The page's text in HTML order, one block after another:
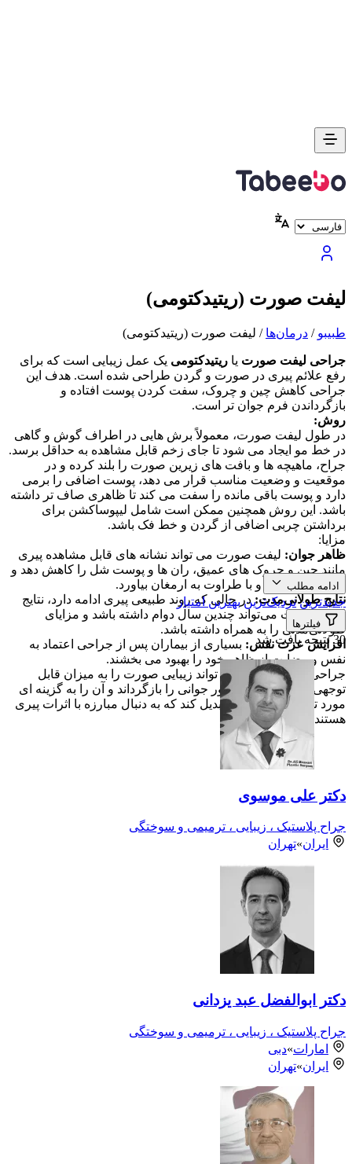
لیفت صورت (ریتیدکتومی)
طبیبو / درمان‌ها / لیفت صورت (ریتیدکتومی)
جراحی لیفت صورت یا ریتیدکتومی یک عمل زیبایی است که برای
رفع علائم پیری در صورت و گردن طراحی شده است. هدف این
جراحی کاهش چین و چروک، سفت کردن پوست افتاده و
بازگرداندن فرم جوان تر است.
روش:
در طول لیفت صورت، معمولاً برش هایی در اطراف گوش و گاهی
در خط مو ایجاد می شود تا جای زخم قابل مشاهده به حداقل برسد.
جراح، ماهیچه ها و بافت های زیرین صورت را بلند کرده و در
موقعیت و وضعیت مناسب قرار می دهد، پوست اضافی را برمی
دارد و پوست باقی مانده را سفت می کند تا ظاهری صاف تر داشته
باشد. این روش همچنین ممکن است شامل لیپوساکشن برای
برداشتن چربی اضافی از گردن و خط فک باشد.
مزایا:
ظاهر جوان: لیفت صورت می تواند نشانه های قابل مشاهده پیری
مانند چین و چروک های عمیق، ران ها و پوست شل را کاهش دهد و
ظاهری جوان تر و با طراوت به ارمغان بیاورد.
نتایج طولانی‌مدت:در حالی که روند طبیعی پیری ادامه دارد، نتایج
لیفت صورت می‌تواند چندین سال دوام داشته باشد و مزایای
طولانی‌مدتی را به همراه داشته باشد.
افزایش عزت نفس: بسیاری از بیماران پس از جراحی اعتماد به
نفس و رضایت از ظاهر خود را بهبود می بخشند.
جراحی لیفت صورت می تواند زیبایی صورت را به میزان قابل
توجهی بهبود بخشد و کانتور جوانی را بازگرداند و آن را به گزینه ای
مورد توجه برای کسانی تبدیل کند که به دنبال مبارزه با اثرات پیری
هستند.
ادامه مطلب
جدیدترین نزدیک‌ترین بهترین امتیاز
فیلترها
30 نتیجه یافت شد
دکتر علی موسوی
جراح پلاستیک ، زیبایی ، ترمیمی و سوختگی
ایران»تهران
دکتر ابوالفضل عبد یزدانی
جراح پلاستیک ، زیبایی ، ترمیمی و سوختگی
امارات»دبی
ایران»تهران